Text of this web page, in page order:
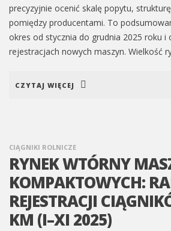
precyzyjnie ocenić skalę popytu,
pomiędzy producentami. To
okres od stycznia do grudnia 2025 roku i
rejestracjach nowych maszyn. Wielkość
CZYTAJ WIĘCEJ
CIĄGNIKI ROLNICZE
RYNEK WTÓRNY
KOMPAKTOWYCH:
REJESTRACJI
KM (I–XI 2025)